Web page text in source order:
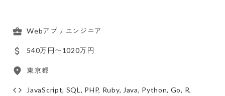
Webアプリエンジニア
540万円〜1020万円
東京都
JavaScript, SQL, PHP, Ruby, Java, Python, Go, R,